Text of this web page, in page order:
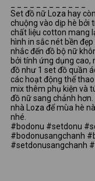
Set đồ nữ Loza hay
chuộng vào dịp hè bởi
chất liệu cotton mang
hình in sắc nét bền
nhắc đến đồ bộ nữ
bởi tính ứng dụng cao,
đồ như 1 set đồ quần
các hoạt động thể
mix thêm phụ kiện và
đồ nữ sang chảnh
nhà Loza để mùa hè
nhé.
#bodonu #setdonu
#bodonusangchanh
#setdonusangchanh